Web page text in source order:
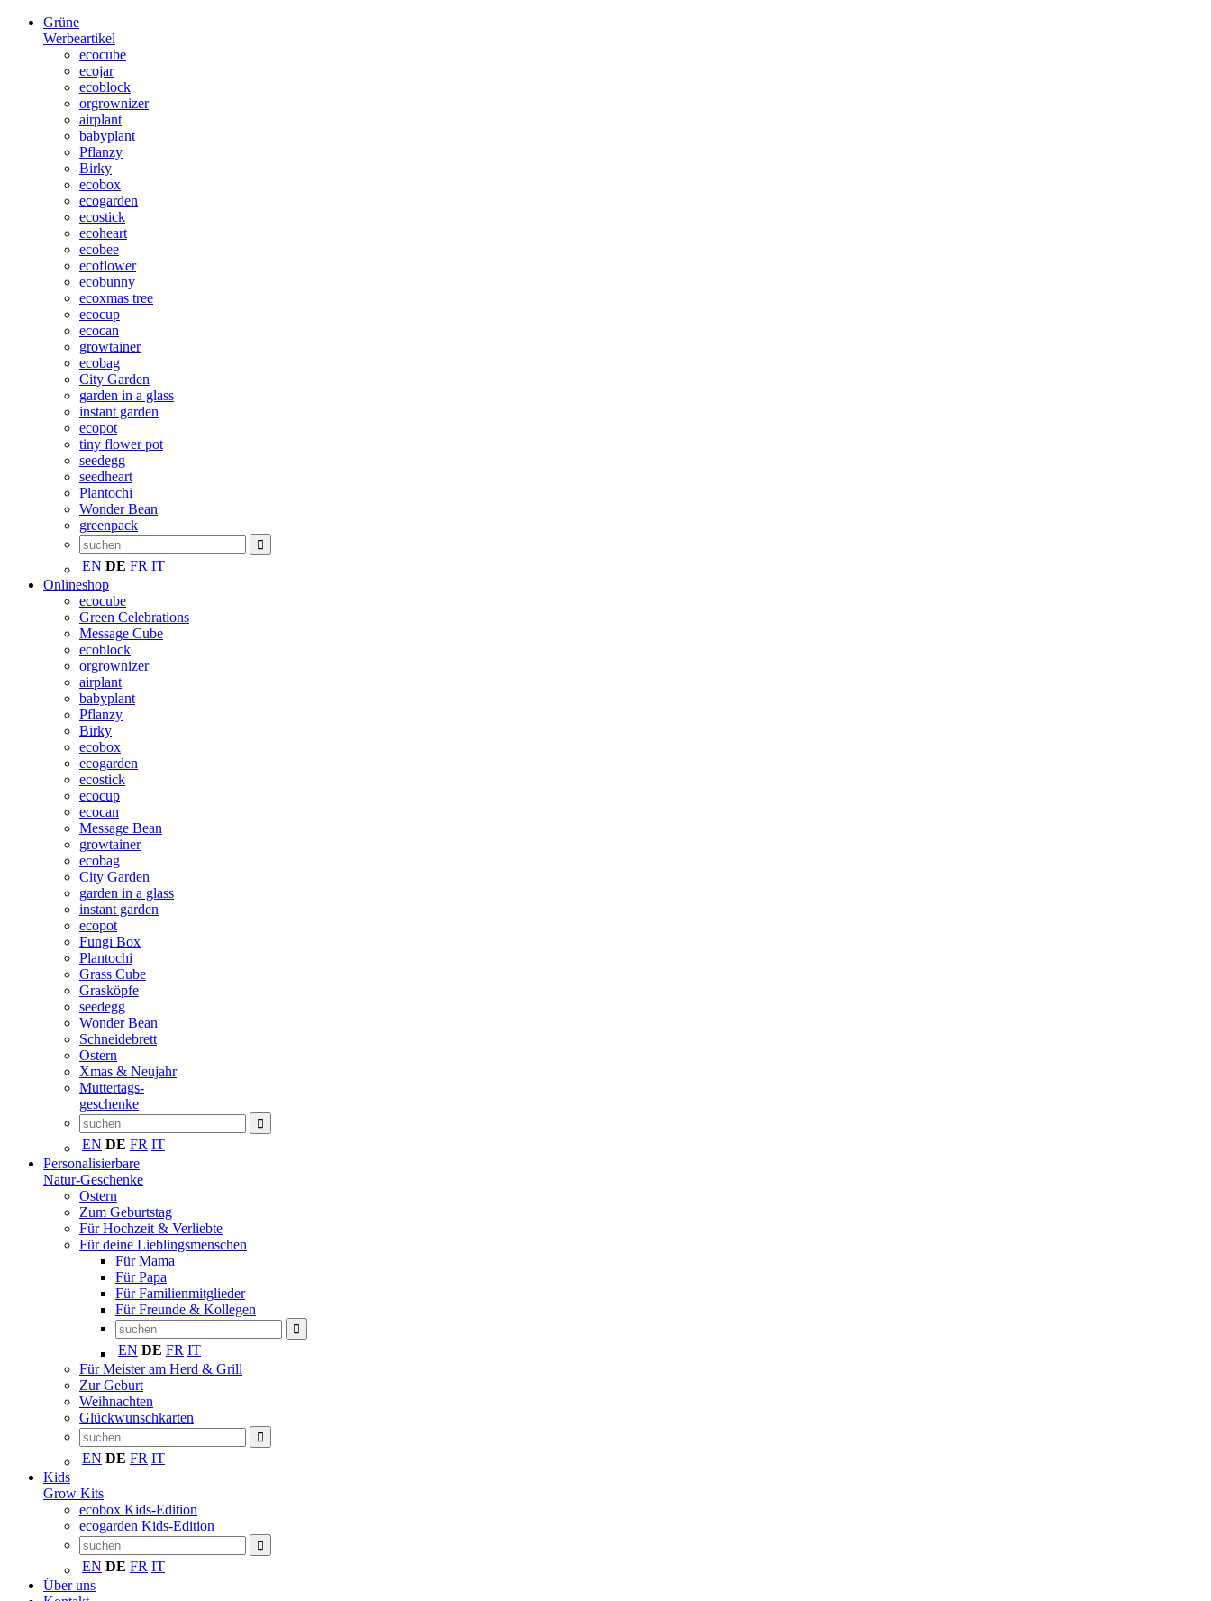
Grüne
Werbeartikel
ecocube
ecojar
ecoblock
orgrownizer
airplant
babyplant
Pflanzy
Birky
ecobox
ecogarden
ecostick
ecoheart
ecobee
ecoflower
ecobunny
ecoxmas tree
ecocup
ecocan
growtainer
ecobag
City Garden
garden in a glass
instant garden
ecopot
tiny flower pot
seedegg
seedheart
Plantochi
Wonder Bean
greenpack
EN DE FR IT
Onlineshop
ecocube
Green Celebrations
Message Cube
ecoblock
orgrownizer
airplant
babyplant
Pflanzy
Birky
ecobox
ecogarden
ecostick
ecocup
ecocan
Message Bean
growtainer
ecobag
City Garden
garden in a glass
instant garden
ecopot
Fungi Box
Plantochi
Grass Cube
Grasköpfe
seedegg
Wonder Bean
Schneidebrett
Ostern
Xmas & Neujahr
Muttertags-
geschenke
EN DE FR IT
Personalisierbare
Natur-Geschenke
Ostern
Zum Geburtstag
Für Hochzeit & Verliebte
Für deine Lieblingsmenschen
Für Mama
Für Papa
Für Familienmitglieder
Für Freunde & Kollegen
EN DE FR IT
Für Meister am Herd & Grill
Zur Geburt
Weihnachten
Glückwunschkarten
EN DE FR IT
Kids
Grow Kits
ecobox Kids-Edition
ecogarden Kids-Edition
EN DE FR IT
Über uns